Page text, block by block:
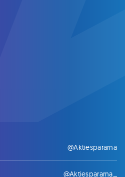
@Aktiespararna
@Aktiespararna_